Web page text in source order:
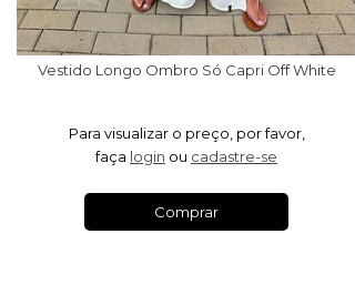
Vestido Longo Ombro Só Capri Off White
Para visualizar o preço, por favor,
faça login ou cadastre-se
Comprar